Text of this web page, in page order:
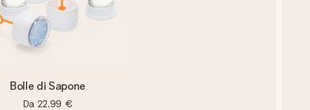
Bolle di Sapone
Da 22,99 €